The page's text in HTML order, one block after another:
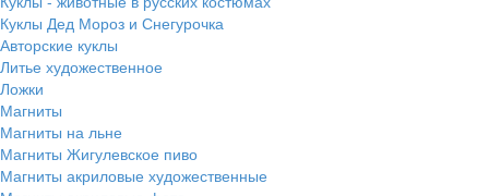
Куклы Дед Мороз и Снегурочка
Авторские куклы
Литье художественное
Ложки
Магниты
Магниты на льне
Магниты Жигулевское пиво
Магниты акриловые художественные